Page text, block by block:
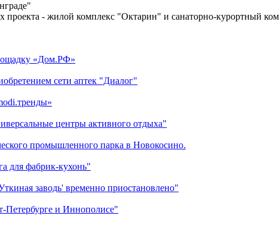
- жилой комплекс "Октарин" и санаторно-курортный
«Дом.РФ»
сети аптек "Диалог"
центры активного отдыха"
промышленного парка в Новокосино.
для фабрик-кухонь"
заводь' временно приостановлено"
и Иннополисе"